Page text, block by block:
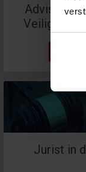
Adviseur
Veiligheid
Jurist in